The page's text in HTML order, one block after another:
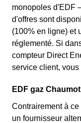
monopoles d'EDF
d'offres sont
(100% en ligne) et
réglementé. Si
compteur Direct
service client,
EDF gaz
Contrairement à
un fournisseur